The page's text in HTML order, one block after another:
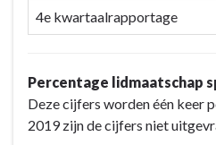
4e kwartaalrapportage
Percentage lidmaatschap
Deze cijfers worden één keer
2019 zijn de cijfers niet